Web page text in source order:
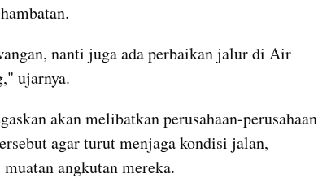
nanti juga ada perbaikan jalur di Air
ujarnya.
akan melibatkan perusahaan-perusahaan
agar turut menjaga kondisi jalan,
angkutan mereka.